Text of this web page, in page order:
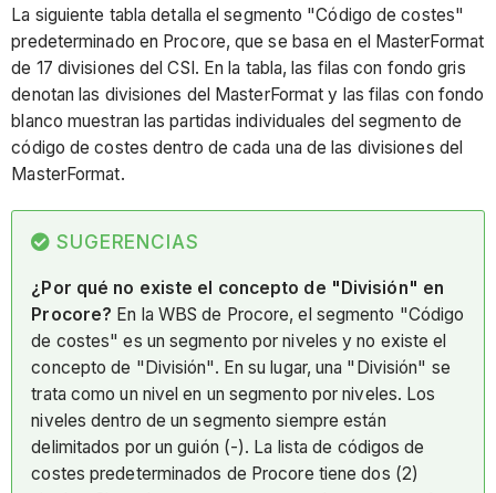
La siguiente tabla detalla el segmento "Código de costes"
predeterminado en Procore, que se basa en el MasterFormat
de 17 divisiones del CSI. En la tabla, las filas con fondo gris
denotan las divisiones del MasterFormat y las filas con fondo
blanco muestran las partidas individuales del segmento de
código de costes dentro de cada una de las divisiones del
MasterFormat.
SUGERENCIAS
¿Por qué no existe el concepto de "División" en
Procore? En la WBS de Procore, el segmento "Código
de costes" es un segmento por niveles y no existe el
concepto de "División". En su lugar, una "División" se
trata como un nivel en un segmento por niveles. Los
niveles dentro de un segmento siempre están
delimitados por un guión (-). La lista de códigos de
costes predeterminados de Procore tiene dos (2)